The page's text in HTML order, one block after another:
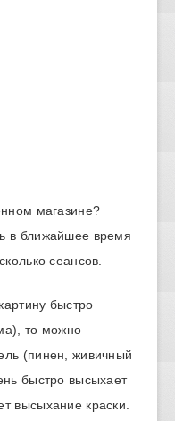
магазине?
в ближайшее время
сеансов.
быстро
то можно
(пинен, живичный
быстро высыхает
высыхание краски.